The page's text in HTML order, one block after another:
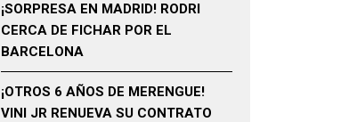
¡SORPRESA EN MADRID! RODRI
CERCA DE FICHAR POR EL
BARCELONA
¡OTROS 6 AÑOS DE MERENGUE!
VINI JR RENUEVA SU CONTRATO